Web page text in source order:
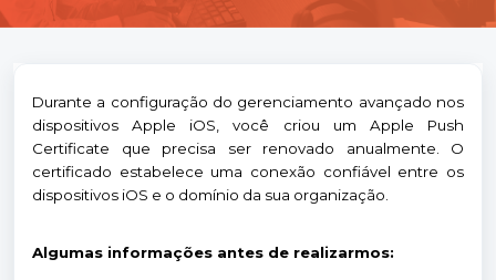
Durante a configuração do gerenciamento avançado nos
dispositivos Apple iOS, você criou um Apple Push
Certificate que precisa ser renovado anualmente. O
certificado estabelece uma conexão confiável entre os
dispositivos iOS e o domínio da sua organização.
Algumas informações antes de realizarmos: